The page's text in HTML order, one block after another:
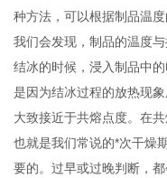
种方法，可以根据制品温
我们会发现，制品的温度
结冰的时候，浸入制品中
是因为结冰过程的放热现
大致接近于共熔点度。在
也就是我们常说的*次干燥
要的。过早或过晚判断，